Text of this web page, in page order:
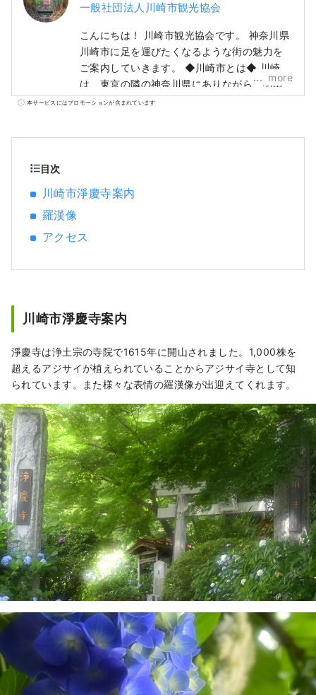
一般社団法人川崎市観光協会
こんにちは！ 川崎市観光協会です。 神奈川県
川崎市に足を運びたくなるような街の魅力を
ご案内していきます。 ◆川崎市とは◆ 川崎市
は、東京の隣の神奈川県にありながら、羽田
空港から１５分、東京の主要駅から数十分、
り、日本のありのままの都市生活に触れるこ
る川崎大師や、文化財指定を受けた25もの古
民家がある日本民家園があります。人気アニ
す。 人気の観光スポット・イベントをいくつ
か紹介いたします。 ◇川崎市の工場夜景 日本
の高度成長期を支えた工業地帯。24時間稼働
する工場群は、夜を迎えるとプラントに作業
用の明かりが点灯され、宝石をちりばめたよ
うな幻想的な世界へと変貌します。この「工
場夜景」はバスツアー、屋形船クルーズツア
ーで体験することができます。 ◇生田緑地 東
京から数十分の都市にありながら、メタセコ
イアの並木を始めとした圧巻の自然がありま
す。文化財指定を受けた25の古民家を体験で
きる日本民家園では、このエリアで伝統的に
営まれてきた藍染の体験ができ、前衛芸術家
として人気の岡本太郎の美術館もあります。
春には桜も楽しめます。 ◇川崎市 藤子・F・
不二雄ミュージアム アジアを中心に世界で愛
されている漫画「ドラえもん」を生んだ漫画
家「藤子・F・不二雄」の作品の原画や実際に
藤子・F・不二雄が使用した机等が展示されて
います。また、実物大のアイテムが設置さ
れ、作中の食べ物を実際にたべることができ
more
本サービスにはプロモーションが含まれています
目次
川崎市淨慶寺案内
羅漢像
アクセス
川崎市淨慶寺案内
淨慶寺は浄土宗の寺院で1615年に開山されました。1,000株を
超えるアジサイが植えられていることからアジサイ寺として知
られています。また様々な表情の羅漢像が出迎えてくれます。